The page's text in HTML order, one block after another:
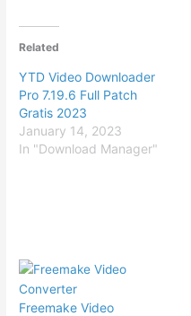
Related
YTD Video Downloader
Pro 7.19.6 Full Patch
Gratis 2023
January 14, 2023
In "Download Manager"
Freemake Video